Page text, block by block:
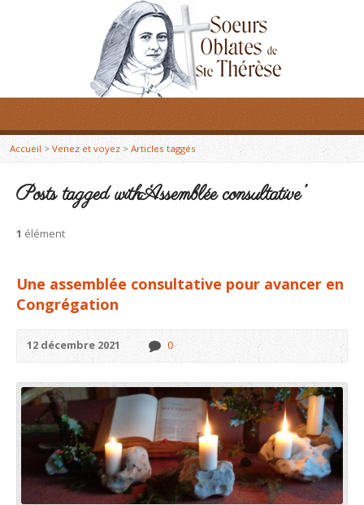
Accueil> Venez et voyez > Articles taggés
Posts tagged with ‘Assemblée consultative’
1 élément
Une assemblée consultative pour avancer en
Congrégation
12 décembre 2021 0